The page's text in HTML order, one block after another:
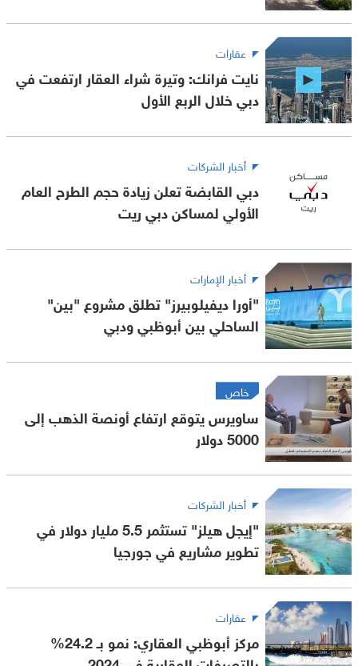
عقارات
نايت فرانك: وتيرة شراء العقار ارتفعت في
دبي خلال الربع الأول
أخبار الشركات
دبي القابضة تعلن زيادة حجم الطرح العام
الأولي لمساكن دبي ريت
أخبار الإمارات
"أورا ديفيلوبيرز" تطلق مشروع "بين"
الساحلي بين أبوظبي ودبي
خاص
ساويرس يتوقع ارتفاع أونصة الذهب إلى
5000 دولار
أخبار الشركات
"إيجل هيلز" تستثمر 5.5 مليار دولار في
تطوير مشاريع في جورجيا
عقارات
مركز أبوظبي العقاري: نمو بـ 24.2%